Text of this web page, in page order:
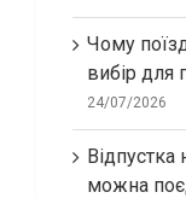
Чому
вибір для
24/07/2026
Відпустка
можна